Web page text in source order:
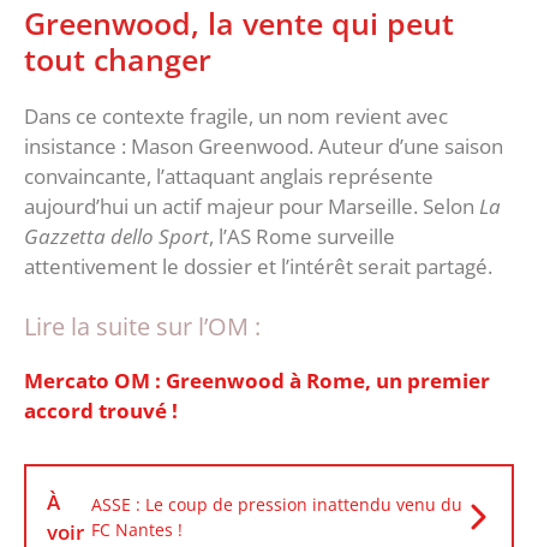
‎Greenwood, la vente qui peut
tout changer
‎Dans ce contexte fragile, un nom revient avec
insistance : Mason Greenwood. Auteur d’une saison
convaincante, l’attaquant anglais représente
aujourd’hui un actif majeur pour Marseille. Selon La
Gazzetta dello Sport, l’AS Rome surveille
attentivement le dossier et l’intérêt serait partagé.
Lire la suite sur l’OM :
Mercato OM : Greenwood à Rome, un premier
accord trouvé !
À
voir
ASSE : Le coup de pression inattendu venu du
FC Nantes !